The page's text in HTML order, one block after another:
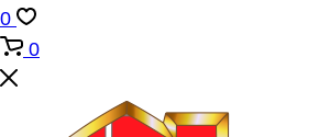
0
0